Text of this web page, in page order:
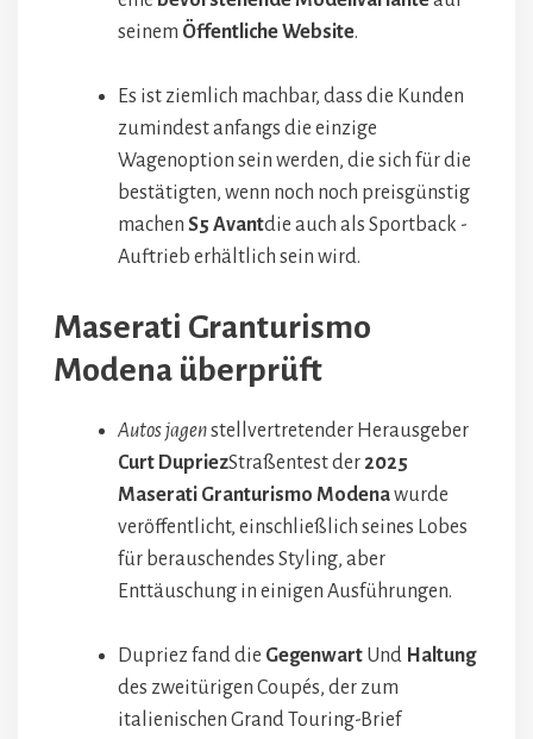
seinem Öffentliche Website.
Es ist ziemlich machbar, dass die Kunden
zumindest anfangs die einzige
Wagenoption sein werden, die sich für die
bestätigten, wenn noch noch preisgünstig
machen S5 Avantdie auch als Sportback -
Auftrieb erhältlich sein wird.
Maserati Granturismo
Modena überprüft
Autos jagenstellvertretender Herausgeber
Curt DupriezStraßentest der 2025
Maserati Granturismo Modenawurde
veröffentlicht, einschließlich seines Lobes
für berauschendes Styling, aber
Enttäuschung in einigen Ausführungen.
Dupriez fand die Gegenwart Und Haltung
des zweitürigen Coupés, der zum
italienischen Grand Touring-Brief